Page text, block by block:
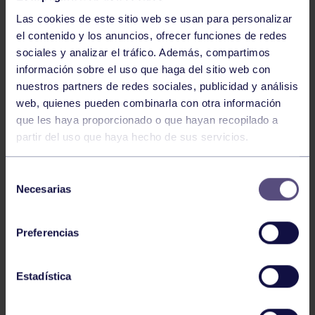
Las cookies de este sitio web se usan para personalizar
el contenido y los anuncios, ofrecer funciones de redes
sociales y analizar el tráfico. Además, compartimos
información sobre el uso que haga del sitio web con
nuestros partners de redes sociales, publicidad y análisis
web, quienes pueden combinarla con otra información
que les haya proporcionado o que hayan recopilado a
partir del uso que haya hecho de sus servicios.
Necesarias
Preferencias
Estadística
Voleibol
CAMPEONAS DE ASTURIAS
Voleibol